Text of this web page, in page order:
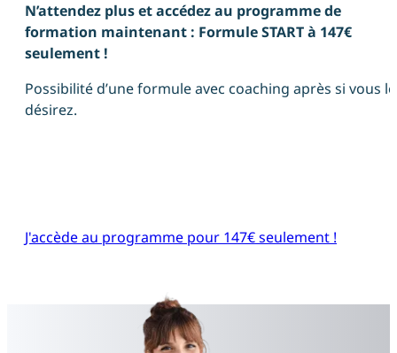
N’attendez plus et accédez au programme de
formation maintenant : Formule START à 147€
seulement !
Possibilité d’une formule avec coaching après si vous le
désirez.
J'accède au programme pour 147€ seulement !